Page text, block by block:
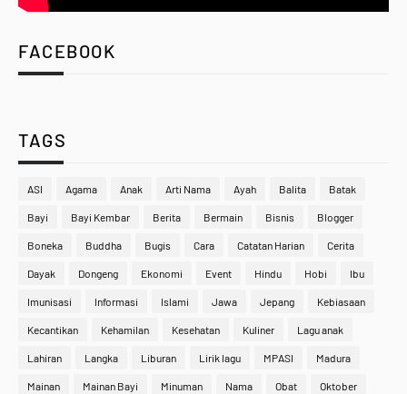
FACEBOOK
TAGS
ASI Agama Anak Arti Nama Ayah Balita Batak
Bayi Bayi Kembar Berita Bermain Bisnis Blogger
Boneka Buddha Bugis Cara Catatan Harian Cerita
Dayak Dongeng Ekonomi Event Hindu Hobi Ibu
Imunisasi Informasi Islami Jawa Jepang Kebiasaan
Kecantikan Kehamilan Kesehatan Kuliner Lagu anak
Lahiran Langka Liburan Lirik lagu MPASI Madura
Mainan Mainan Bayi Minuman Nama Obat Oktober